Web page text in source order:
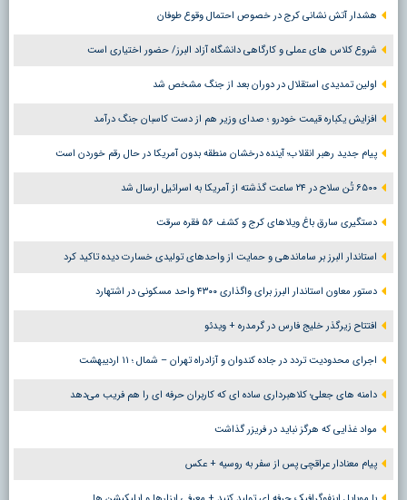
هشدار آتش نشانی کرج در خصوص احتمال وقوع طوفان
شروع کلاس های عملی و کارگاهی دانشگاه آزاد البرز/ حضور اختیاری است
اولین تمدیدی استقلال در دوران بعد از جنگ مشخص شد
افزایش یکباره قیمت خودرو ؛ صدای وزیر هم از دست کاسبان جنگ درآمد
پیام جدید رهبر انقلاب؛ آینده درخشان منطقه بدون آمریکا در حال رقم خوردن است
۶۵۰۰ تُن سلاح در ۲۴ ساعت گذشته از آمریکا به اسرائیل ارسال شد
دستگیری سارق باغ ویلاهای کرج و کشف ۵۶ فقره سرقت
استاندار البرز بر ساماندهی و حمایت از واحدهای تولیدی خسارت دیده تاکید کرد
دستور معاون استاندار البرز برای واگذاری ۴۳۰۰ واحد مسکونی در اشتهارد
افتتاح زیرگذر خلیج فارس در گرمدره + ویدئو
اجرای محدودیت تردد در جاده کندوان و آزادراه تهران – شمال ؛ ١١ اردیبهشت
دامنه های جعلی؛ کلاهبرداری ساده ای که کاربران حرفه ای را هم فریب می‌دهد
مواد غذایی که هرگز نباید در فریزر گذاشت
پیام معنادار عراقچی پس از سفر به روسیه + عکس